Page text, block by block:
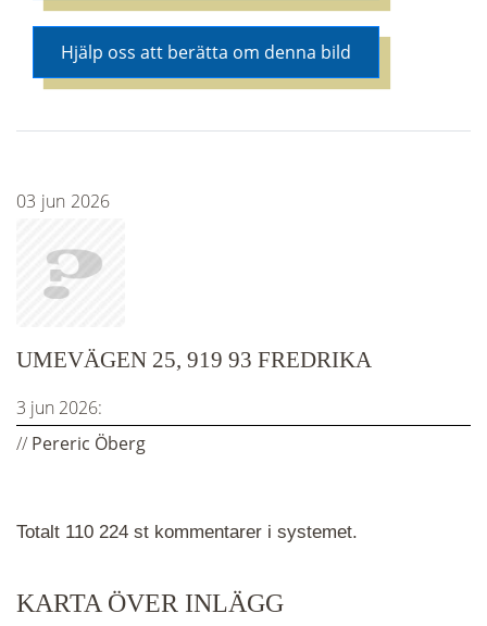
Hjälp oss att berätta om denna bild
Totalt 110 224 st kommentarer i systemet.
KARTA ÖVER INLÄGG
03 jun 2026
UMEVÄGEN 25, 919 93 FREDRIKA
3 jun 2026:
// Pereric Öberg